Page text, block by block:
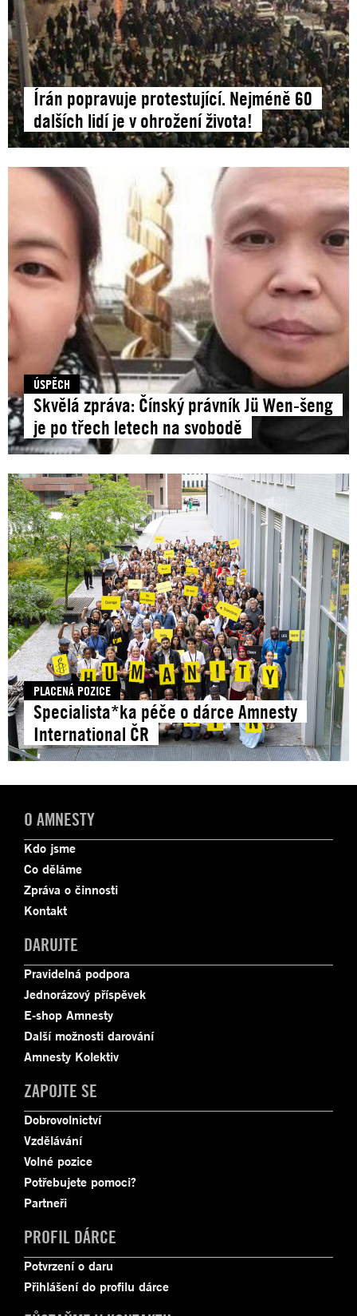
Írán popravuje protestující. Nejméně 60
dalších lidí je v ohrožení života!
ÚSPĚCH
Skvělá zpráva: Čínský právník Jü Wen-šeng
je po třech letech na svobodě
PLACENÁ POZICE
Specialista*ka péče o dárce Amnesty
International ČR
O AMNESTY
Kdo jsme
Co děláme
Zpráva o činnosti
Kontakt
DARUJTE
Pravidelná podpora
Jednorázový příspěvek
E-shop Amnesty
Další možnosti darování
Amnesty Kolektiv
ZAPOJTE SE
Dobrovolnictví
Vzdělávání
Volné pozice
Potřebujete pomoci?
Partneři
PROFIL DÁRCE
Potvrzení o daru
Přihlášení do profilu dárce